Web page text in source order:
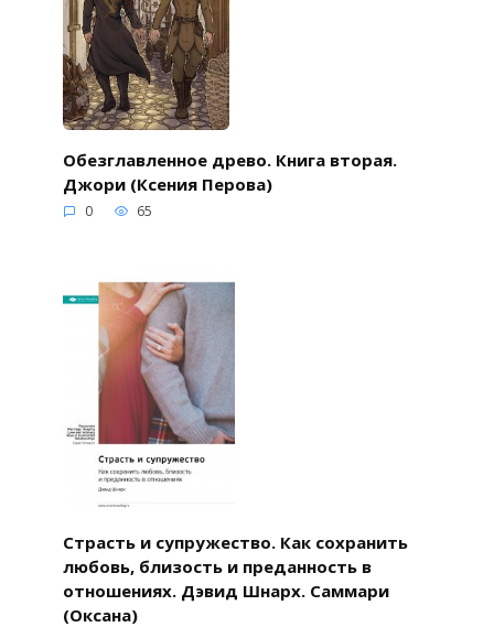
Обезглавленное древо. Книга вторая.
Джори (Ксения Перова)
0 65
Страсть и супружество. Как сохранить
любовь, близость и преданность в
отношениях. Дэвид Шнарх. Саммари
(Оксана)